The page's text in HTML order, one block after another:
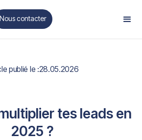
Nous contacter
publié le :28.05.2026
tes leads en
2025 ?